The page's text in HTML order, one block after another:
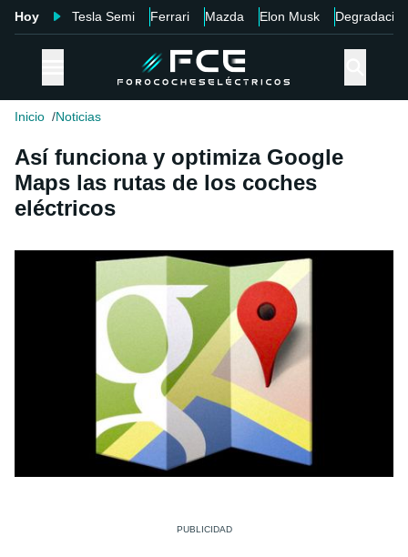
Hoy Tesla Semi Ferrari Mazda Elon Musk Degradación
Inicio Noticias
Así funciona y optimiza Google
Maps las rutas de los coches
eléctricos